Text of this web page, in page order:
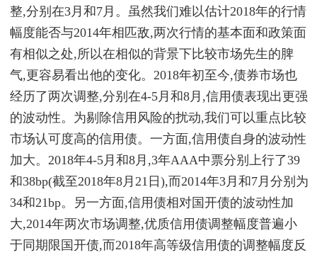
整,分别在3月和7月。虽然我们难以估计2018年的行情
幅度能否与2014年相匹敌,两次行情的基本面和政策面
有相似之处,所以在相似的背景下比较市场先生的脾
气,更容易看出他的变化。2018年初至今,债券市场也
经历了两次调整,分别在4-5月和8月,信用债表现出更强
的波动性。为剔除信用风险的扰动,我们可以重点比较
市场认可度高的信用债。一方面,信用债自身的波动性
加大。2018年4-5月和8月,3年AAA中票分别上行了39
和38bp(截至2018年8月21日),而2014年3月和7月分别为
34和21bp。另一方面,信用债相对国开债的波动性加
大,2014年两次市场调整,优质信用债调整幅度普遍小
于同期限国开债,而2018年高等级信用债的调整幅度反